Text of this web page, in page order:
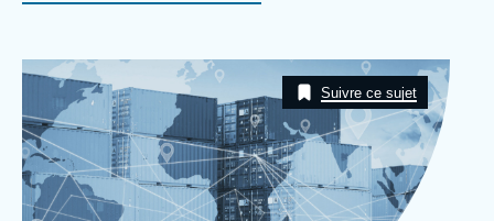
Se connecter
Nous soutenir
Image
Taxonomie
Suivre ce sujet